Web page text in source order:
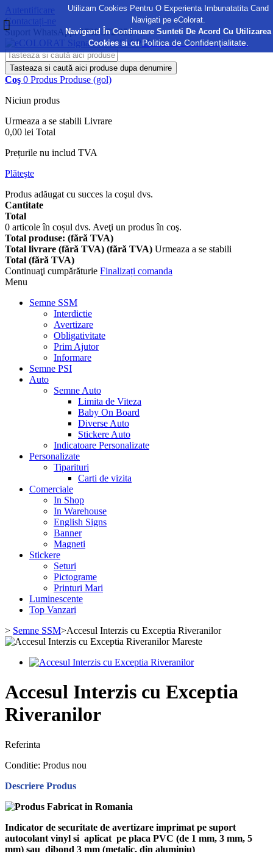
Autentificare
Contactați-ne
Suport WhatsApp:0730 372 355
Tasteaza si caută aici produse dupa denumire
Coş 0 Produs Produse (gol)
Niciun produs
Urmeaza a se stabili Livrare
0,00 lei Total
Prețurile nu includ TVA
Plăteşte
Produs adăugat cu succes la coşul dvs.
Cantitate
Total
0 articole în coșul dvs. Aveţi un produs în coş.
Total produse: (fără TVA)
Total livrare (fără TVA) (fără TVA) Urmeaza a se stabili
Total (fără TVA)
Continuaţi cumpărăturie Finalizați comanda
Menu
Semne SSM
Interdictie
Avertizare
Obligativitate
Prim Ajutor
Informare
Semne PSI
Auto
Semne Auto
Limita de Viteza
Baby On Board
Diverse Auto
Stickere Auto
Indicatoare Personalizate
Personalizate
Tiparituri
Carti de vizita
Comerciale
In Shop
In Warehouse
English Signs
Banner
Magneti
Stickere
Seturi
Pictograme
Printuri Mari
Luminescente
Top Vanzari
> Semne SSM>Accesul Interzis cu Exceptia Riveranilor
Mareste
Accesul Interzis cu Exceptia
Riveranilor
Referinta
Conditie: Produs nou
Descriere Produs
Indicator de securitate de avertizare imprimat pe suport
autocolant vinyl si aplicat pe placa PVC (de 1 mm, 3 mm, 5
mm) sau dibond 3 mm (metalic, din aluminiu)
Utilizam Cookies Pentru O Experienta Imbunatatita Cand
Navigati pe eColorat.
Navigand În Continuare Sunteti De Acord Cu Utilizarea
Cookies si cu Politica de Confidențialitate.